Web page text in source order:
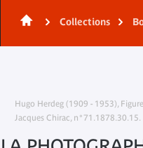
Collections
Hugo Herdeg (1909 - 1953),
Jacques Chirac, n°71.1878.30.15.